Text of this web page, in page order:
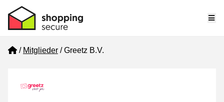
Home
Mitglieder Greetz B.V.